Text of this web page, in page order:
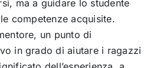
ma a guidare lo studente
competenze acquisite.
un punto di
in grado di aiutare i ragazzi